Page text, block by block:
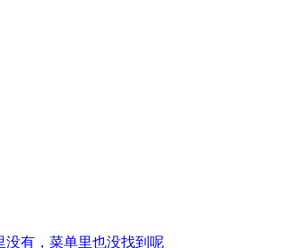
没有，菜单里也没找到呢